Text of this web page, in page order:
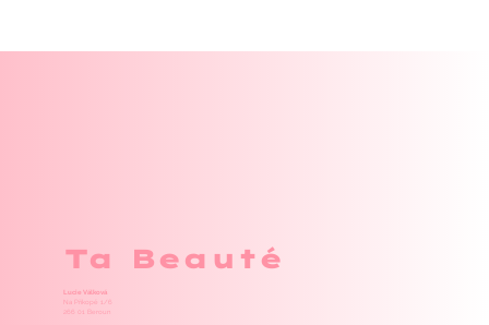
Ta Beauté
Lucie Válková
Na Příkopě 1/6
266 01 Beroun